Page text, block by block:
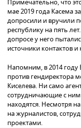
Примечательно, что
мае 2019 года Касема
допросили и вручили
республику на пять
допросе у него
источники контактов и
Напомним, в 2014 году
против гендиректора
Киселева. Ни само
сотрудничающие с
находятся. Несмотря
на журналистов,
проектами.